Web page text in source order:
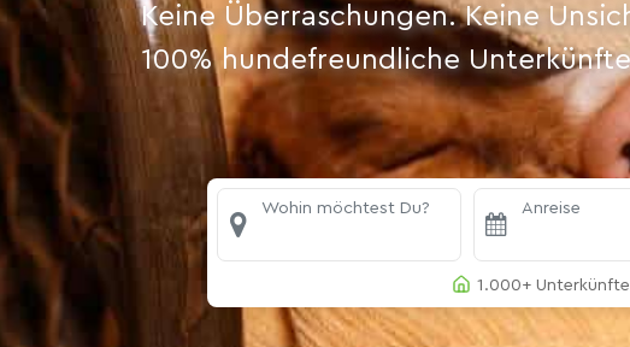
Keine Überraschungen. Keine
100% hundefreundliche
Wohin möchtest Du? Anreise
1.000+ Unterkünfte